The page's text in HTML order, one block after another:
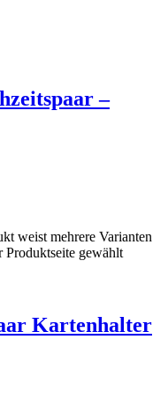
–
weist mehrere Varianten
gewählt
Kartenhalter